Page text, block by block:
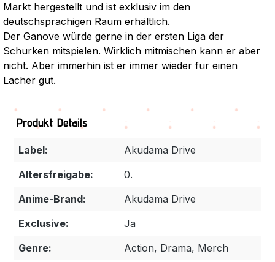
Markt hergestellt und ist exklusiv im den
deutschsprachigen Raum erhältlich.
Der Ganove würde gerne in der ersten Liga der
Schurken mitspielen. Wirklich mitmischen kann er aber
nicht. Aber immerhin ist er immer wieder für einen
Lacher gut.
Produkt Details
Label:
Akudama Drive
Altersfreigabe:
0.
Anime-Brand:
Akudama Drive
Exclusive:
Ja
Genre:
Action, Drama, Merch